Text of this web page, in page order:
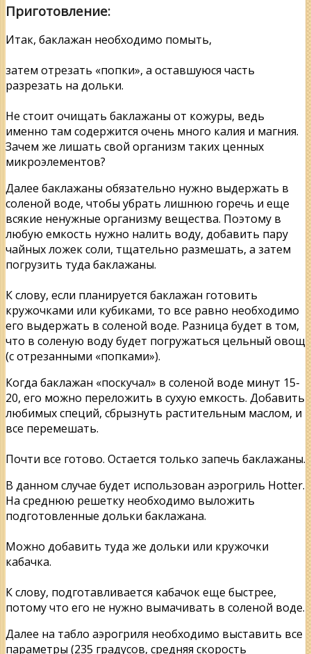
Приготовление:
Итак, баклажан необходимо помыть,
затем отрезать «попки», а оставшуюся часть
разрезать на дольки.
Не стоит очищать баклажаны от кожуры, ведь
именно там содержится очень много калия и магния.
Зачем же лишать свой организм таких ценных
микроэлементов?
Далее баклажаны обязательно нужно выдержать в
соленой воде, чтобы убрать лишнюю горечь и еще
всякие ненужные организму вещества. Поэтому в
любую емкость нужно налить воду, добавить пару
чайных ложек соли, тщательно размешать, а затем
погрузить туда баклажаны.
К слову, если планируется баклажан готовить
кружочками или кубиками, то все равно необходимо
его выдержать в соленой воде. Разница будет в том,
что в соленую воду будет погружаться цельный овощ
(с отрезанными «попками»).
Когда баклажан «поскучал» в соленой воде минут 15-
20, его можно переложить в сухую емкость. Добавить
любимых специй, сбрызнуть растительным маслом, и
все перемешать.
Почти все готово. Остается только запечь баклажаны.
В данном случае будет использован аэрогриль Hotter.
На среднюю решетку необходимо выложить
подготовленные дольки баклажана.
Можно добавить туда же дольки или кружочки
кабачка.
К слову, подготавливается кабачок еще быстрее,
потому что его не нужно вымачивать в соленой воде.
Далее на табло аэрогриля необходимо выставить все
параметры (235 градусов, средняя скорость